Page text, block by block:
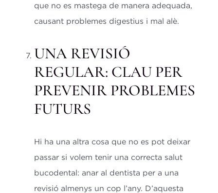
que no es mastega de manera adequada,
causant problemes digestius i mal alè.
UNA REVISIÓ
REGULAR: CLAU PER
PREVENIR PROBLEMES
FUTURS
Hi ha una altra cosa que no es pot deixar
passar si volem tenir una correcta salut
bucodental: anar al dentista per a una
revisió almenys un cop l’any. D’aquesta